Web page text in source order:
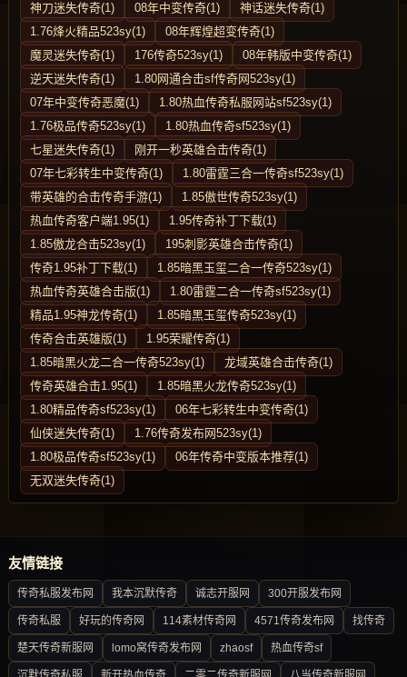
神刀迷失传奇(1)
08年中变传奇(1)
神话迷失传奇(1)
1.76烽火精品523sy(1)
08年辉煌超变传奇(1)
魔灵迷失传奇(1)
176传奇523sy(1)
08年韩版中变传奇(1)
逆天迷失传奇(1)
1.80网通合击sf传奇网523sy(1)
07年中变传奇恶魔(1)
1.80热血传奇私服网站sf523sy(1)
1.76极品传奇523sy(1)
1.80热血传奇sf523sy(1)
七星迷失传奇(1)
刚开一秒英雄合击传奇(1)
07年七彩转生中变传奇(1)
1.80雷霆三合一传奇sf523sy(1)
带英雄的合击传奇手游(1)
1.85傲世传奇523sy(1)
热血传奇客户端1.95(1)
1.95传奇补丁下载(1)
1.85傲龙合击523sy(1)
195刺影英雄合击传奇(1)
传奇1.95补丁下载(1)
1.85暗黑玉玺二合一传奇523sy(1)
热血传奇英雄合击版(1)
1.80雷霆二合一传奇sf523sy(1)
精品1.95神龙传奇(1)
1.85暗黑玉玺传奇523sy(1)
传奇合击英雄版(1)
1.95荣耀传奇(1)
1.85暗黑火龙二合一传奇523sy(1)
龙域英雄合击传奇(1)
传奇英雄合击1.95(1)
1.85暗黑火龙传奇523sy(1)
1.80精品传奇sf523sy(1)
06年七彩转生中变传奇(1)
仙侠迷失传奇(1)
1.76传奇发布网523sy(1)
1.80极品传奇sf523sy(1)
06年传奇中变版本推荐(1)
无双迷失传奇(1)
友情链接
传奇私服发布网 我本沉默传奇 诚志开服网 300开服发布网
传奇私服 好玩的传奇网 114素材传奇网 4571传奇发布网 找传奇
楚天传奇新服网 lomo窝传奇发布网 zhaosf 热血传奇sf